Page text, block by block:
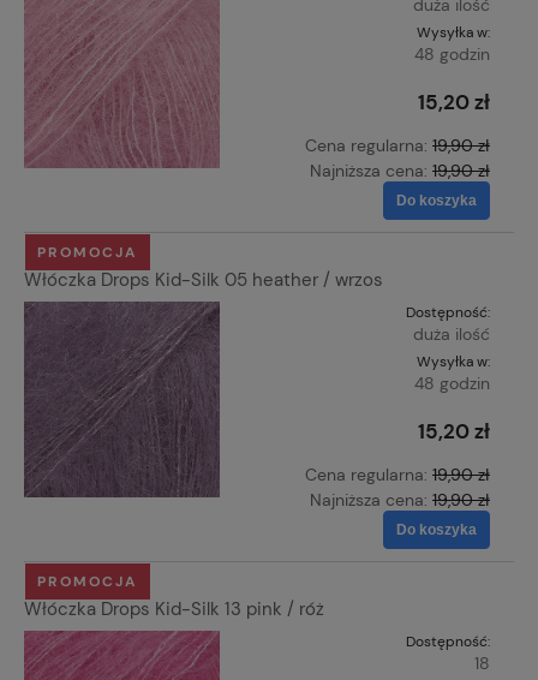
duża ilość
Wysyłka w:
48 godzin
15,20 zł
Cena regularna: 19,90 zł
Najniższa cena: 19,90 zł
Do koszyka
Włóczka Drops Kid-Silk 05 heather / wrzos
Dostępność:
duża ilość
Wysyłka w:
48 godzin
15,20 zł
Cena regularna: 19,90 zł
Najniższa cena: 19,90 zł
Do koszyka
PROMOCJA
Włóczka Drops Kid-Silk 13 pink / róż
Dostępność:
18
PROMOCJA